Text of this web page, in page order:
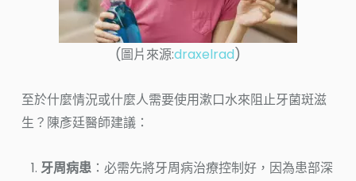
(圖片來源:draxelrad)
至於什麼情況或什麼人需要使用漱口水來阻止牙菌斑滋
生？陳彥廷醫師建議：
牙周病患：必需先將牙周病治療控制好，因為患部深